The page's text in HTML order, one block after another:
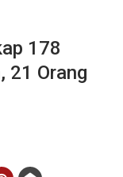
178
21 Orang